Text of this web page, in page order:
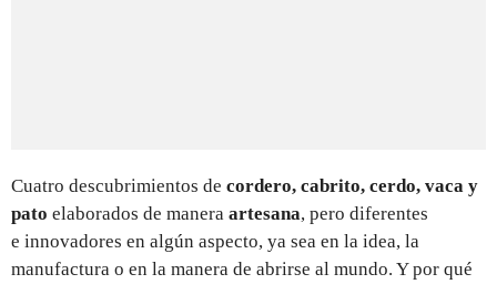
Cuatro descubrimientos de cordero, cabrito, cerdo, vaca y
pato elaborados de manera artesana, pero diferentes
e innovadores en algún aspecto, ya sea en la idea, la
manufactura o en la manera de abrirse al mundo. Y por qué